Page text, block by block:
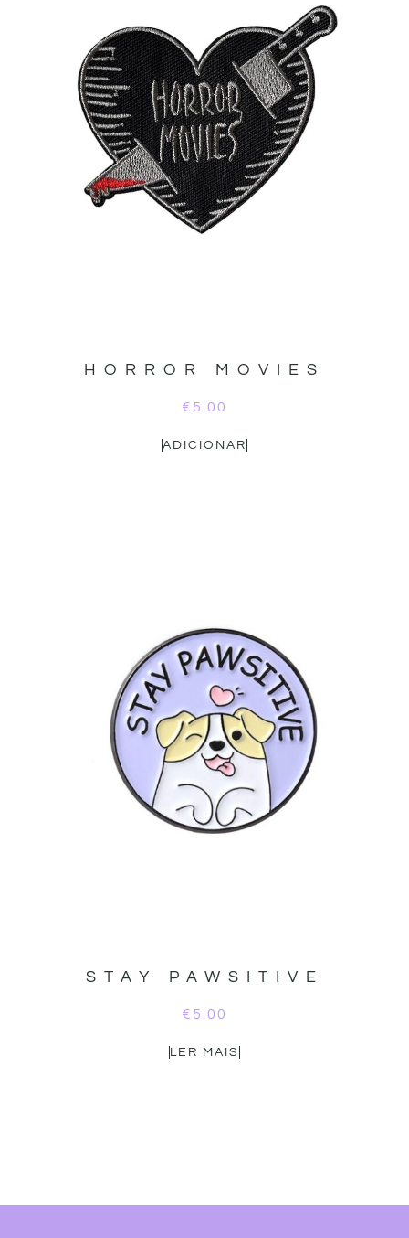
HORROR MOVIES
€ 5.00
ADICIONAR
STAY PAWSITIVE
€ 5.00
LER MAIS